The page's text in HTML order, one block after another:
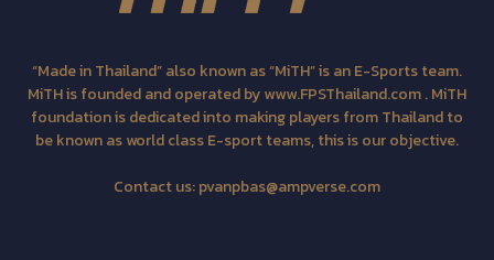
“Made in Thailand” also known as “MiTH” is an E-Sports team.
MiTH is founded and operated by www.FPSThailand.com . MiTH
foundation is dedicated into making players from Thailand to
be known as world class E-sport teams, this is our objective.
Contact us:pvanpbas@ampverse.com